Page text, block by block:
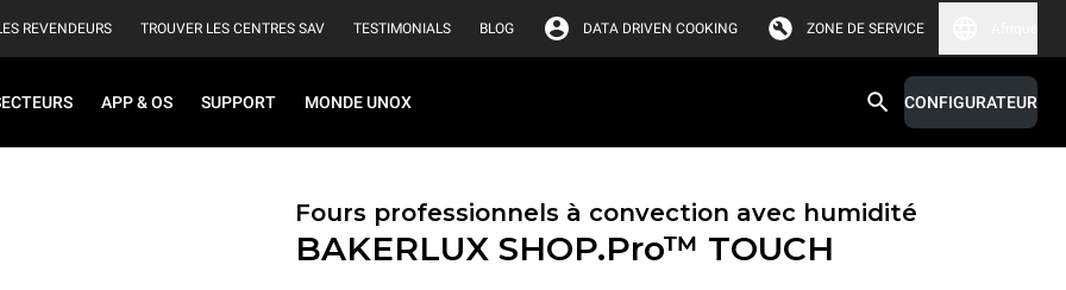
REVENDEURS TROUVER LES CENTRES SAV TESTIMONIALS BLOG DATA DRIVEN COOKING ZONE DE SERVICE
APP & OS SUPPORT MONDE UNOX CONFIGURATEUR
Fours professionnels à convection avec humidité
BAKERLUX SHOP.Pro™ TOUCH